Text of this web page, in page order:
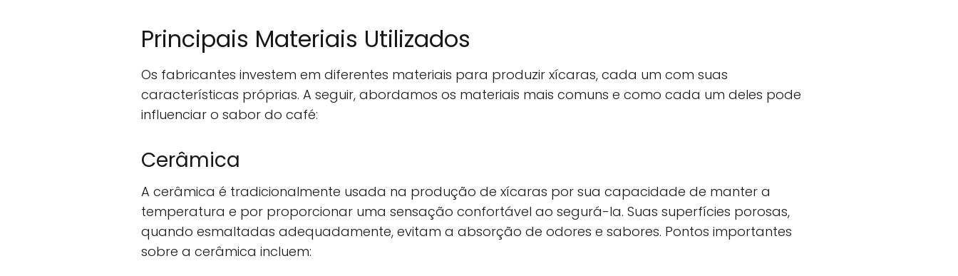
Principais Materiais Utilizados
Os fabricantes investem em diferentes materiais para produzir xícaras, cada um com suas
características próprias. A seguir, abordamos os materiais mais comuns e como cada um deles pode
influenciar o sabor do café:
Cerâmica
A cerâmica é tradicionalmente usada na produção de xícaras por sua capacidade de manter a
temperatura e por proporcionar uma sensação confortável ao segurá-la. Suas superfícies porosas,
quando esmaltadas adequadamente, evitam a absorção de odores e sabores. Pontos importantes
sobre a cerâmica incluem: